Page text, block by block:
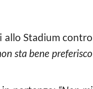
allo Stadium contro
sta bene preferisco